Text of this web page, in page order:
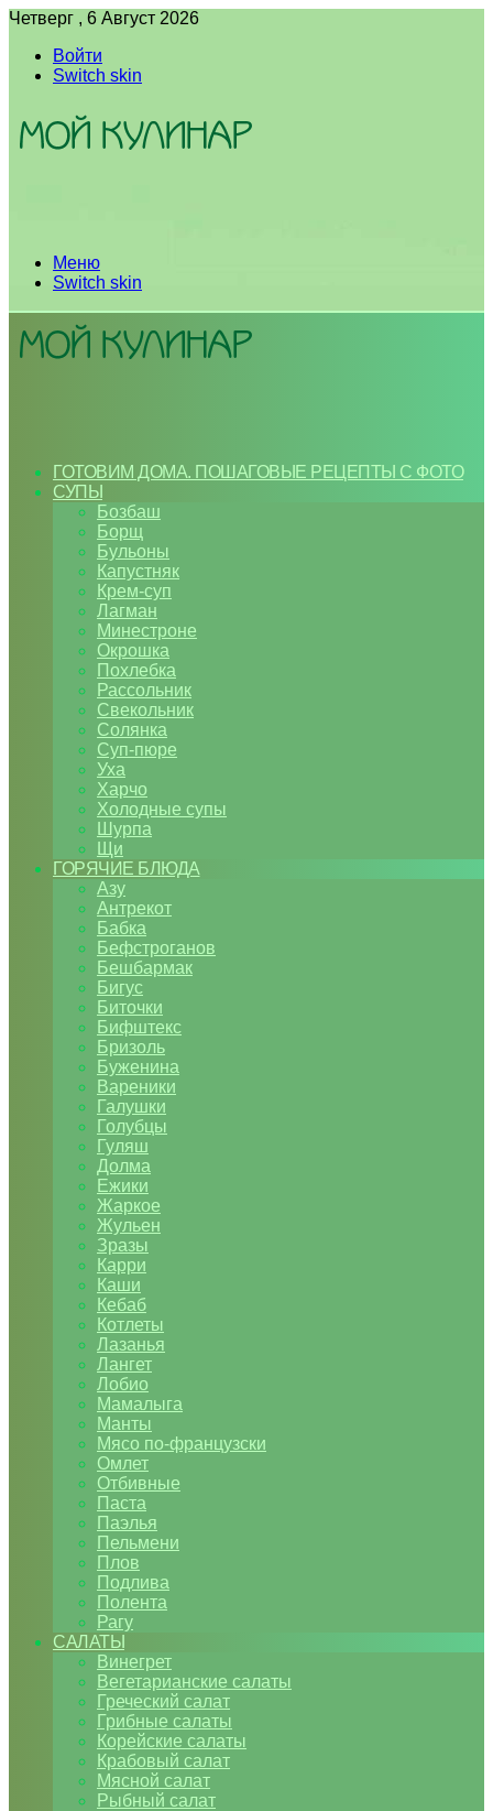
Четверг , 6 Август 2026
Войти
Switch skin
Меню
Switch skin
ГОТОВИМ ДОМА. ПОШАГОВЫЕ РЕЦЕПТЫ С ФОТО
СУПЫ
Бозбаш
Борщ
Бульоны
Капустняк
Крем-суп
Лагман
Минестроне
Окрошка
Похлебка
Рассольник
Свекольник
Солянка
Суп-пюре
Уха
Харчо
Холодные супы
Шурпа
Щи
ГОРЯЧИЕ БЛЮДА
Азу
Антрекот
Бабка
Бефстроганов
Бешбармак
Бигус
Биточки
Бифштекс
Бризоль
Буженина
Вареники
Галушки
Голубцы
Гуляш
Долма
Ежики
Жаркое
Жульен
Зразы
Карри
Каши
Кебаб
Котлеты
Лазанья
Лангет
Лобио
Мамалыга
Манты
Мясо по-французски
Омлет
Отбивные
Паста
Паэлья
Пельмени
Плов
Подлива
Полента
Рагу
САЛАТЫ
Винегрет
Вегетарианские салаты
Греческий салат
Грибные салаты
Корейские салаты
Крабовый салат
Мясной салат
Рыбный салат